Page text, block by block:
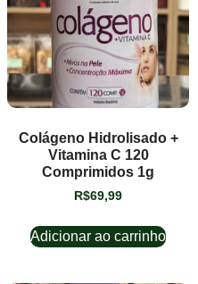
Colágeno Hidrolisado +
Vitamina C 120
Comprimidos 1g
R$69,99
Adicionar ao carrinho